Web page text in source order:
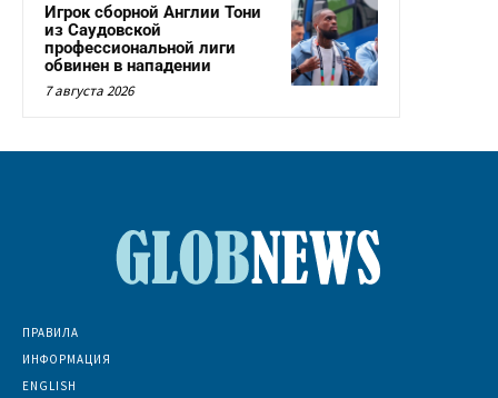
Игрок сборной Англии Тони
из Саудовской
профессиональной лиги
обвинен в нападении
7 августа 2026
ПРАВИЛА
ИНФОРМАЦИЯ
ENGLISH